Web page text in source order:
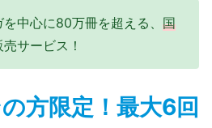
中心に80万冊を超える、 国
サービス！
方限定！最大6回